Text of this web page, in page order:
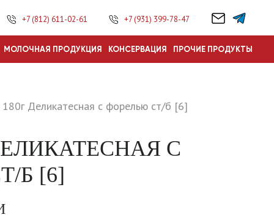
+7 (812) 611-02-61 +7 (931) 399-78-47
МОЛОЧНАЯ ПРОДУКЦИЯ КОНСЕРВАЦИЯ ПРОЧИЕ ПРОДУКТЫ
Деликатесная с форелью ст/б [6]
С
Б [6]